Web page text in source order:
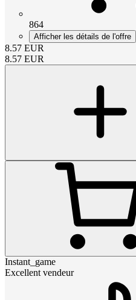
864
Afficher les détails de l'offre
8.57 EUR
8.57 EUR
Instant_game
Excellent vendeur